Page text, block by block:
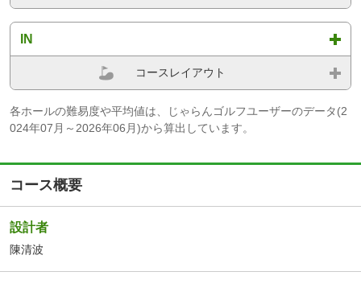
IN
コースレイアウト
各ホールの難易度や平均値は、じゃらんゴルフユーザーのデータ(2
024年07月～2026年06月)から算出しています。
コース概要
設計者
陳清波